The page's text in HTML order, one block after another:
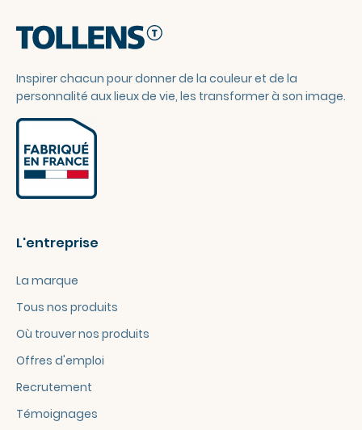
Inspirer chacun pour donner de la couleur et de la
personnalité aux lieux de vie, les transformer à son image.
L'entreprise
La marque
Tous nos produits
Où trouver nos produits
Offres d'emploi
Recrutement
Témoignages